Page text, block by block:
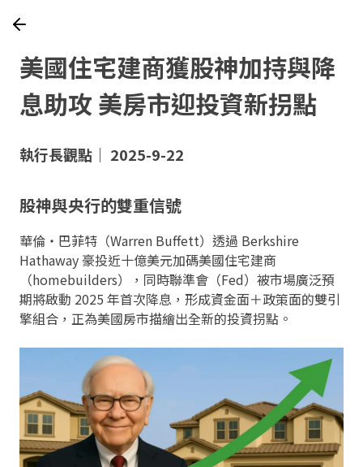
美國住宅建商獲股神加持與降
息助攻 美房市迎投資新拐點
執行長觀點｜ 2025-9-22
股神與央行的雙重信號
華倫・巴菲特（Warren Buffett）透過 Berkshire
Hathaway 豪投近十億美元加碼美國住宅建商
（homebuilders），同時聯準會（Fed）被市場廣泛預
期將啟動 2025 年首次降息，形成資金面＋政策面的雙引
擎組合，正為美國房市描繪出全新的投資拐點。